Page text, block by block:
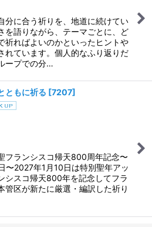
分に合う祈りを、地道に続けてい
を語りながら、テーマごとに、ど
祈ればよいのかといったヒントや
れています。個人的なふり返りだ
ープでの分…
ともに祈る [7207]
フランシスコ帰天800周年記念〜
〜2027年1月10日は特別聖年アッ
シスコ帰天800年を記念してフラ
管区が新たに厳選・編訳した祈り